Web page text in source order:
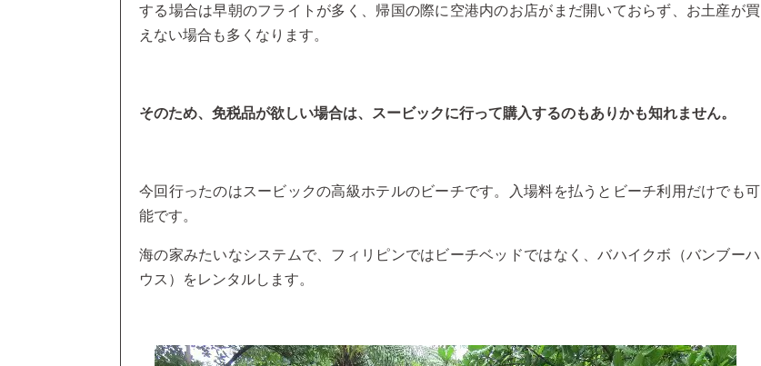
する場合は早朝のフライトが多く、帰国の際に空港内のお店がまだ開いておらず、お土産が買
えない場合も多くなります。
そのため、免税品が欲しい場合は、スービックに行って購入するのもありかも知れません。
今回行ったのはスービックの高級ホテルのビーチです。入場料を払うとビーチ利用だけでも可
能です。
海の家みたいなシステムで、フィリピンではビーチベッドではなく、バハイクボ（バンブーハ
ウス）をレンタルします。